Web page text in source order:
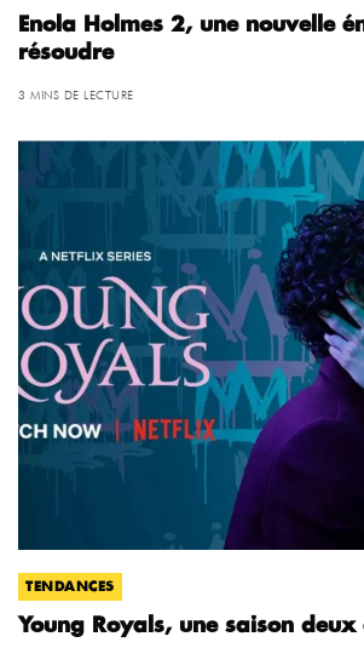
Enola Holmes 2, une nouvelle
résoudre
3 MINS DE LECTURE
TENDANCES
Young Royals, une saison